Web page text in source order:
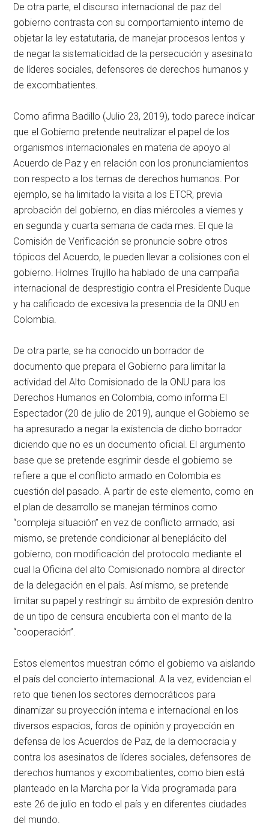
De otra parte, el discurso internacional de paz del
gobierno contrasta con su comportamiento interno de
objetar la ley estatutaria, de manejar procesos lentos y
de negar la sistematicidad de la persecución y asesinato
de líderes sociales, defensores de derechos humanos y
de excombatientes.
Como afirma Badillo (Julio 23, 2019), todo parece indicar
que el Gobierno pretende neutralizar el papel de los
organismos internacionales en materia de apoyo al
Acuerdo de Paz y en relación con los pronunciamientos
con respecto a los temas de derechos humanos. Por
ejemplo, se ha limitado la visita a los ETCR, previa
aprobación del gobierno, en días miércoles a viernes y
en segunda y cuarta semana de cada mes. El que la
Comisión de Verificación se pronuncie sobre otros
tópicos del Acuerdo, le pueden llevar a colisiones con el
gobierno. Holmes Trujillo ha hablado de una campaña
internacional de desprestigio contra el Presidente Duque
y ha calificado de excesiva la presencia de la ONU en
Colombia.
De otra parte, se ha conocido un borrador de
documento que prepara el Gobierno para limitar la
actividad del Alto Comisionado de la ONU para los
Derechos Humanos en Colombia, como informa El
Espectador (20 de julio de 2019), aunque el Gobierno se
ha apresurado a negar la existencia de dicho borrador
diciendo que no es un documento oficial. El argumento
base que se pretende esgrimir desde el gobierno se
refiere a que el conflicto armado en Colombia es
cuestión del pasado. A partir de este elemento, como en
el plan de desarrollo se manejan términos como
“compleja situación” en vez de conflicto armado; así
mismo, se pretende condicionar al beneplácito del
gobierno, con modificación del protocolo mediante el
cual la Oficina del alto Comisionado nombra al director
de la delegación en el país. Así mismo, se pretende
limitar su papel y restringir su ámbito de expresión dentro
de un tipo de censura encubierta con el manto de la
“cooperación”.
Estos elementos muestran cómo el gobierno va aislando
el país del concierto internacional. A la vez, evidencian el
reto que tienen los sectores democráticos para
dinamizar su proyección interna e internacional en los
diversos espacios, foros de opinión y proyección en
defensa de los Acuerdos de Paz, de la democracia y
contra los asesinatos de líderes sociales, defensores de
derechos humanos y excombatientes, como bien está
planteado en la Marcha por la Vida programada para
este 26 de julio en todo el país y en diferentes ciudades
del mundo.